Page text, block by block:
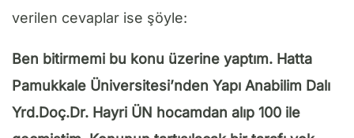
verilen cevaplar ise şöyle:
Ben bitirmemi bu konu üzerine yaptım. Hatta
Pamukkale Üniversitesi’nden Yapı Anabilim Dalı
Yrd.Doç.Dr. Hayri ÜN hocamdan alıp 100 ile